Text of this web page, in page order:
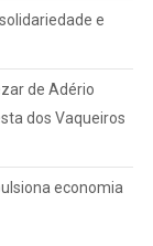
e
de Adério
dos Vaqueiros
economia